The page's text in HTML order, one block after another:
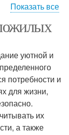
интерьер
для пожилых
и
пожилых
Показать все
уютной и
потребности и
для жизни,
их
а также